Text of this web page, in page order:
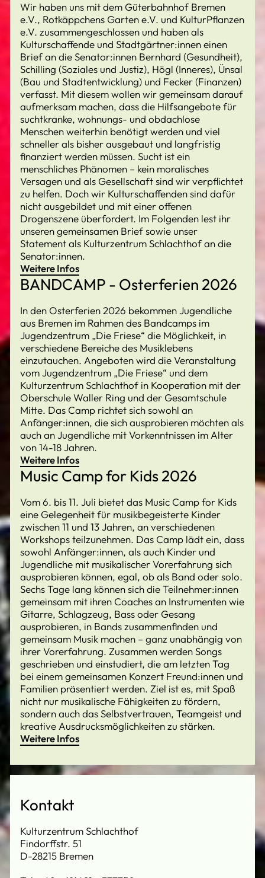
Wir haben uns mit dem Güterbahnhof Bremen
e.V., Rotkäppchens Garten e.V. und KulturPflanzen
e.V. zusammengeschlossen und haben als
Kulturschaffende und Stadtgärtner:innen einen
Brief an die Senator:innen Bernhard (Gesundheit),
Schilling (Soziales und Justiz), Högl (Inneres), Ünsal
(Bau und Stadtentwicklung) und Fecker (Finanzen)
verfasst. Mit diesem wollen wir gemeinsam darauf
aufmerksam machen, dass die Hilfsangebote für
suchtkranke, wohnungs- und obdachlose
Menschen weiterhin benötigt werden und viel
schneller als bisher ausgebaut und langfristig
finanziert werden müssen. Sucht ist ein
menschliches Phänomen – kein moralisches
Versagen und als Gesellschaft sind wir verpflichtet
zu helfen. Doch wir Kulturschaffenden sind dafür
nicht ausgebildet und mit einer offenen
Drogenszene überfordert. Im Folgenden lest ihr
unseren gemeinsamen Brief sowie unser
Statement als Kulturzentrum Schlachthof an die
Senator:innen.
Weitere Infos
BANDCAMP - Osterferien 2026
In den Osterferien 2026 bekommen Jugendliche
aus Bremen im Rahmen des Bandcamps im
Jugendzentrum „Die Friese“ die Möglichkeit, in
verschiedene Bereiche des Musiklebens
einzutauchen. Angeboten wird die Veranstaltung
vom Jugendzentrum „Die Friese“ und dem
Kulturzentrum Schlachthof in Kooperation mit der
Oberschule Waller Ring und der Gesamtschule
Mitte. Das Camp richtet sich sowohl an
Anfänger:innen, die sich ausprobieren möchten als
auch an Jugendliche mit Vorkenntnissen im Alter
von 14-18 Jahren.
Weitere Infos
Music Camp for Kids 2026
Vom 6. bis 11. Juli bietet das Music Camp for Kids
eine Gelegenheit für musikbegeisterte Kinder
zwischen 11 und 13 Jahren, an verschiedenen
Workshops teilzunehmen. Das Camp lädt ein, dass
sowohl Anfänger:innen, als auch Kinder und
Jugendliche mit musikalischer Vorerfahrung sich
ausprobieren können, egal, ob als Band oder solo.
Sechs Tage lang können sich die Teilnehmer:innen
gemeinsam mit ihren Coaches an Instrumenten wie
Gitarre, Schlagzeug, Bass oder Gesang
ausprobieren, in Bands zusammenfinden und
gemeinsam Musik machen – ganz unabhängig von
ihrer Vorerfahrung. Zusammen werden Songs
geschrieben und einstudiert, die am letzten Tag
bei einem gemeinsamen Konzert Freund:innen und
Familien präsentiert werden. Ziel ist es, mit Spaß
nicht nur musikalische Fähigkeiten zu fördern,
sondern auch das Selbstvertrauen, Teamgeist und
kreative Ausdrucksmöglichkeiten zu stärken.
Weitere Infos
Kontakt
Kulturzentrum Schlachthof
Findorffstr. 51
D-28215 Bremen